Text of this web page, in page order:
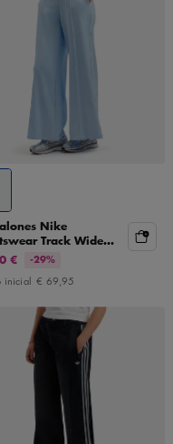
Nike
Track Wide
€ -29%
inicial € 69,95